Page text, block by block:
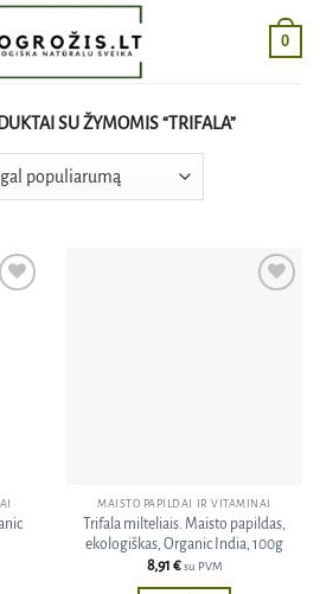
0
SU ŽYMOMIS “TRIFALA”
MAISTO PAPILDAI IR VITAMINAI
Trifala milteliais. Maisto papildas,
ekologiškas, Organic India, 100g
8,91 € su PVM